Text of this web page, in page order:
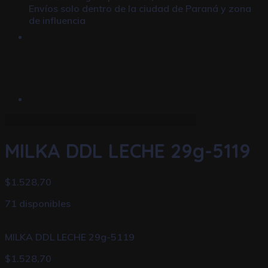
Envíos solo dentro de la ciudad de Paraná y zona
de influencia
MILKA DDL LECHE 29g-5119
$ 1.528,70
71 disponibles
MILKA DDL LECHE 29g-5119
$ 1.528,70